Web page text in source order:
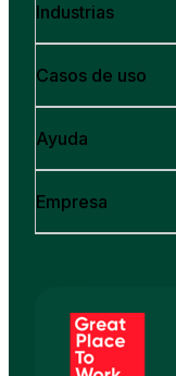
Industrias
Casos de uso
Ayuda
Empresa